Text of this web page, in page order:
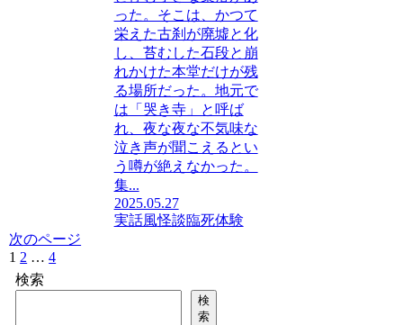
った。そこは、かつて
栄えた古刹が廃墟と化
し、苔むした石段と崩
れかけた本堂だけが残
る場所だった。地元で
は「哭き寺」と呼ば
れ、夜な夜な不気味な
泣き声が聞こえるとい
う噂が絶えなかった。
集...
2025.05.27
実話風怪談臨死体験
次のページ
1 2 … 4次
検索
検
索